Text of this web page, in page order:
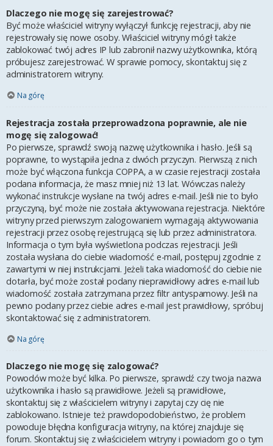
Dlaczego nie mogę się zarejestrować?
Być może właściciel witryny wyłączył funkcję rejestracji, aby nie
rejestrowały się nowe osoby. Właściciel witryny mógł także
zablokować twój adres IP lub zabronił nazwy użytkownika, którą
próbujesz zarejestrować. W sprawie pomocy, skontaktuj się z
administratorem witryny.
Na górę
Rejestracja została przeprowadzona poprawnie, ale nie
mogę się zalogować!
Po pierwsze, sprawdź swoją nazwę użytkownika i hasło. Jeśli są
poprawne, to wystąpiła jedna z dwóch przyczyn. Pierwszą z nich
może być włączona funkcja COPPA, a w czasie rejestracji została
podana informacja, że masz mniej niż 13 lat. Wówczas należy
wykonać instrukcje wysłane na twój adres e-mail. Jeśli nie to było
przyczyną, być może nie została aktywowana rejestracja. Niektóre
witryny przed pierwszym zalogowaniem wymagają aktywowania
rejestracji przez osobę rejestrującą się lub przez administratora.
Informacja o tym była wyświetlona podczas rejestracji. Jeśli
została wysłana do ciebie wiadomość e-mail, postępuj zgodnie z
zawartymi w niej instrukcjami. Jeżeli taka wiadomość do ciebie nie
dotarła, być może został podany nieprawidłowy adres e-mail lub
wiadomość została zatrzymana przez filtr antyspamowy. Jeśli na
pewno podany przez ciebie adres e-mail jest prawidłowy, spróbuj
skontaktować się z administratorem.
Na górę
Dlaczego nie mogę się zalogować?
Powodów może być kilka. Po pierwsze, sprawdź czy twoja nazwa
użytkownika i hasło są prawidłowe. Jeżeli są prawidłowe,
skontaktuj się z właścicielem witryny i zapytaj czy cię nie
zablokowano. Istnieje też prawdopodobieństwo, że problem
powoduje błędna konfiguracja witryny, na której znajduje się
forum. Skontaktuj się z właścicielem witryny i powiadom go o tym